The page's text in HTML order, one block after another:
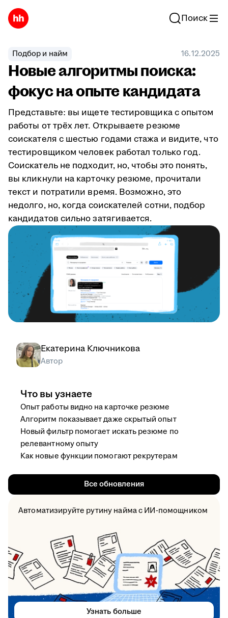
Поиск
Подбор и найм 16.12.2025
Новые алгоритмы поиска:
фокус на опыте кандидата
Представьте: вы ищете тестировщика с опытом
работы от трёх лет. Открываете резюме
соискателя с шестью годами стажа и видите, что
тестировщиком человек работал только год.
Соискатель не подходит, но, чтобы это понять,
вы кликнули на карточку резюме, прочитали
текст и потратили время. Возможно, это
недолго, но, когда соискателей сотни, подбор
кандидатов сильно затягивается.
Екатерина Ключникова
Автор
Что вы узнаете
Опыт работы видно на карточке резюме
Алгоритм показывает даже скрытый опыт
Новый фильтр помогает искать резюме по
релевантному опыту
Как новые функции помогают рекрутерам
Все обновления
Автоматизируйте рутину найма с ИИ-помощником
Узнать больше